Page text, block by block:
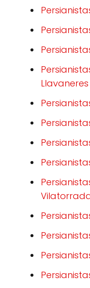
Llavaneres